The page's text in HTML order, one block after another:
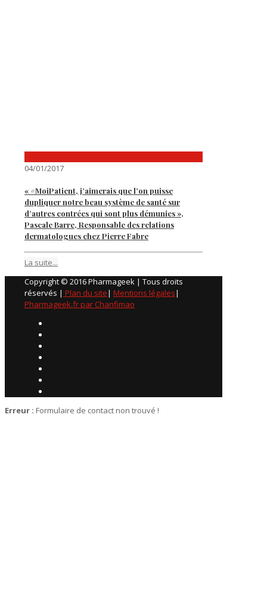
04/01/2017
« #MoiPatient, j’aimerais que l’on puisse
dupliquer notre beau système de santé sur
d’autres contrées qui sont plus démunies »,
Pascale Barre, Responsable des relations
dermatologues chez Pierre Fabre
La suite...
Copyright © 2016 Pharmageek | Tous droits
réservés | Plan du site| Mentions légales|
Pharmageek.fr par Chanfimao
Erreur : Formulaire de contact non trouvé !